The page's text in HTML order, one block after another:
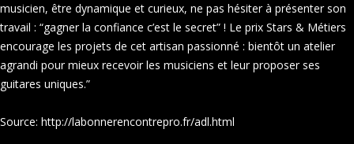
musicien, être dynamique et curieux, ne pas hésiter à présenter son
travail : “gagner la confiance c’est le secret” ! Le prix Stars & Métiers
encourage les projets de cet artisan passionné : bientôt un atelier
agrandi pour mieux recevoir les musiciens et leur proposer ses
guitares uniques.”
Source: http://labonnerencontrepro.fr/adl.html